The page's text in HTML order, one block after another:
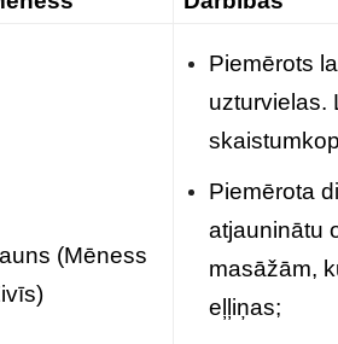
(Mēness
Piemērots
uzturvielas.
Piemērota
atjauninātu
masāžām,
eļļiņas;